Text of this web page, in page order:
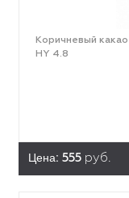
Коричневый
HY 4.8
Цена: 555 руб.